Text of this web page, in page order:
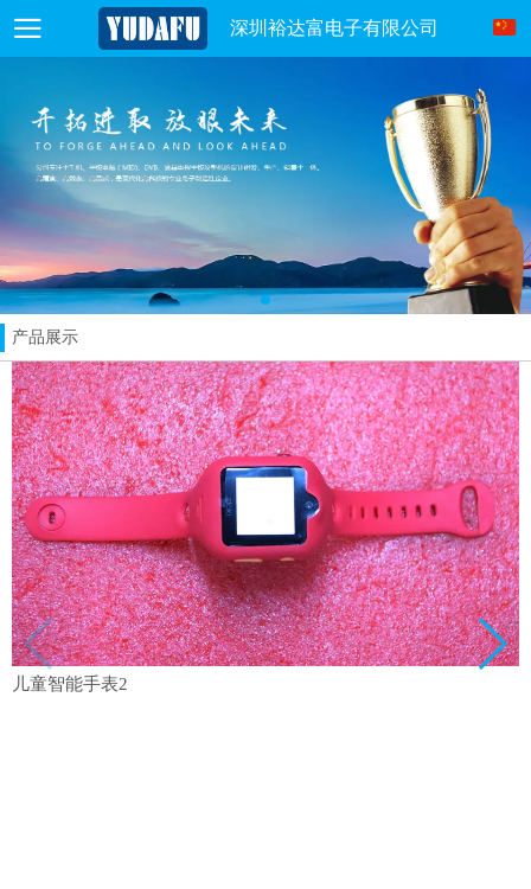
深圳裕达富电子有限公司
产品展示
儿童智能手表2